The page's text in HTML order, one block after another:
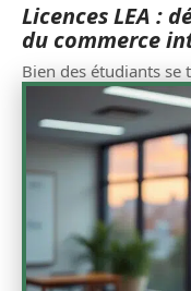
Licences LEA :
du commerce
Bien des étudiants se